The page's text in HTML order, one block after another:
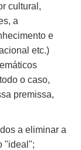
cultural,
a
e
etc.)
o caso,
premissa,
a eliminar a
"ideal";